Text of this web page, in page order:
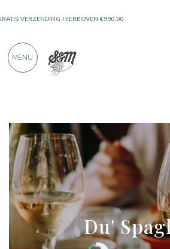
Du'
VERZENDING HIERBOVEN €990,00
PRODUCTEN VAN UITSTEKENDE
MENU